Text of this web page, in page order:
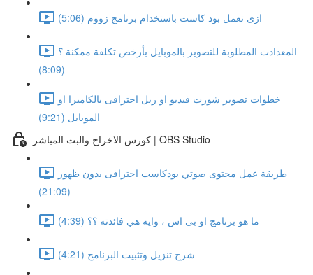
ازى تعمل بود كاست باستخدام برنامج زووم (5:06)
المعدادت المطلوبة للتصوير بالموبايل بأرخص تكلفة ممكنة ؟
(8:09)
خطوات تصوير شورت فيديو او ريل احترافى بالكاميرا او
الموبايل (9:21)
كورس الاخراج والبث المباشر | OBS Studio
طريقة عمل محتوى صوتي بودكاست احترافى بدون ظهور
(21:09)
ما هو برنامج او بى اس ، وايه هي فائدته ؟؟ (4:39)
شرح تنزيل وتثبيت البرنامج (4:21)